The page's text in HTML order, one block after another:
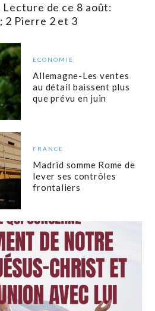
Lecture de ce 8 août:
2 Pierre 2 et 3
ECONOMIE
Allemagne-Les ventes
au détail baissent plus
que prévu en juin
FRANCE
Madrid somme Rome de
lever ses contrôles
frontaliers